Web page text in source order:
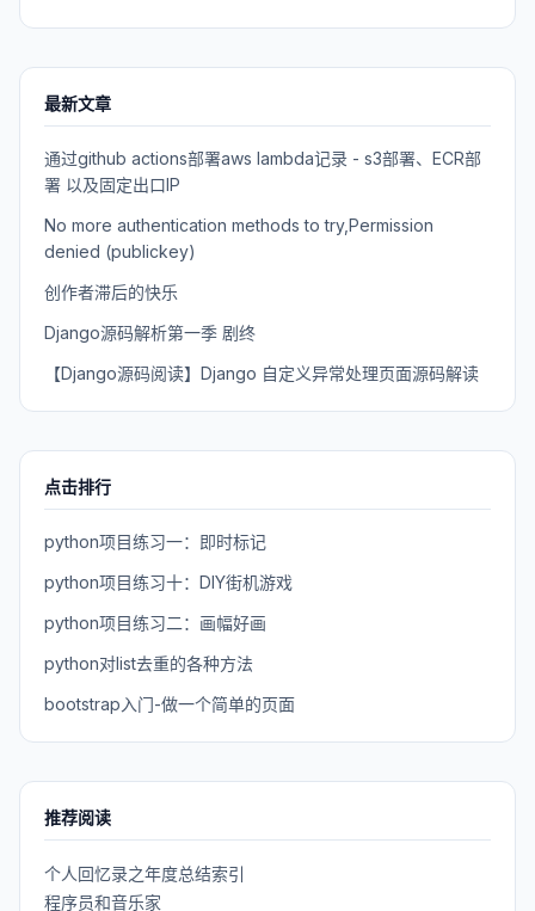
最新文章
通过github actions部署aws lambda记录 - s3部署、ECR部
署 以及固定出口IP
No more authentication methods to try,Permission
denied (publickey)
创作者滞后的快乐
Django源码解析第一季 剧终
【Django源码阅读】Django 自定义异常处理页面源码解读
点击排行
python项目练习一：即时标记
python项目练习十：DIY街机游戏
python项目练习二：画幅好画
python对list去重的各种方法
bootstrap入门-做一个简单的页面
推荐阅读
个人回忆录之年度总结索引
程序员和音乐家